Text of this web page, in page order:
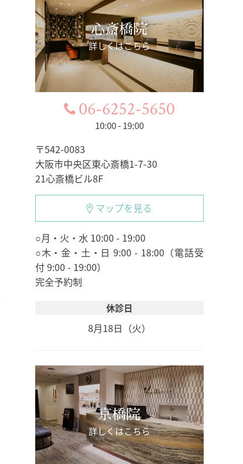
心斎橋院
詳しくはこちら
06-6252-5650
10:00 - 19:00
〒542-0083
大阪市中央区東心斎橋1-7-30
21心斎橋ビル8F
マップを見る
○月・火・水 10:00 - 19:00
○木・金・土・日 9:00 - 18:00（電話受
付 9:00 - 19:00）
完全予約制
休診日
8月18日（火）
京橋院
詳しくはこちら